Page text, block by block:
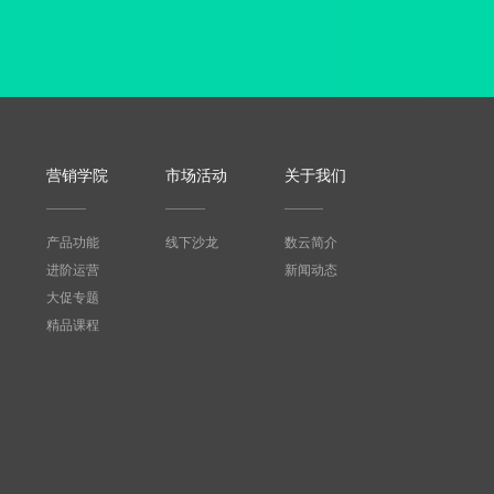
营销学院
产品功能
进阶运营
大促专题
精品课程
市场活动
线下沙龙
关于我们
数云简介
新闻动态